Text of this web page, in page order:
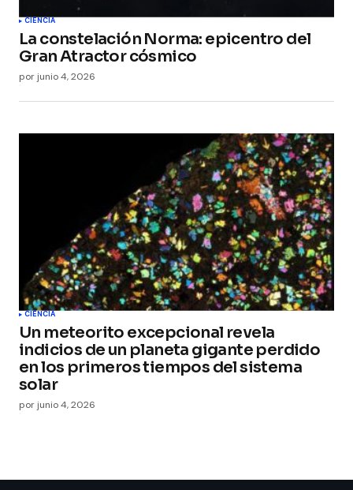
CIENCIA
La constelación Norma: epicentro del
Gran Atractor cósmico
por junio 4, 2026
CIENCIA
Un meteorito excepcional revela
indicios de un planeta gigante perdido
en los primeros tiempos del sistema
solar
por junio 4, 2026